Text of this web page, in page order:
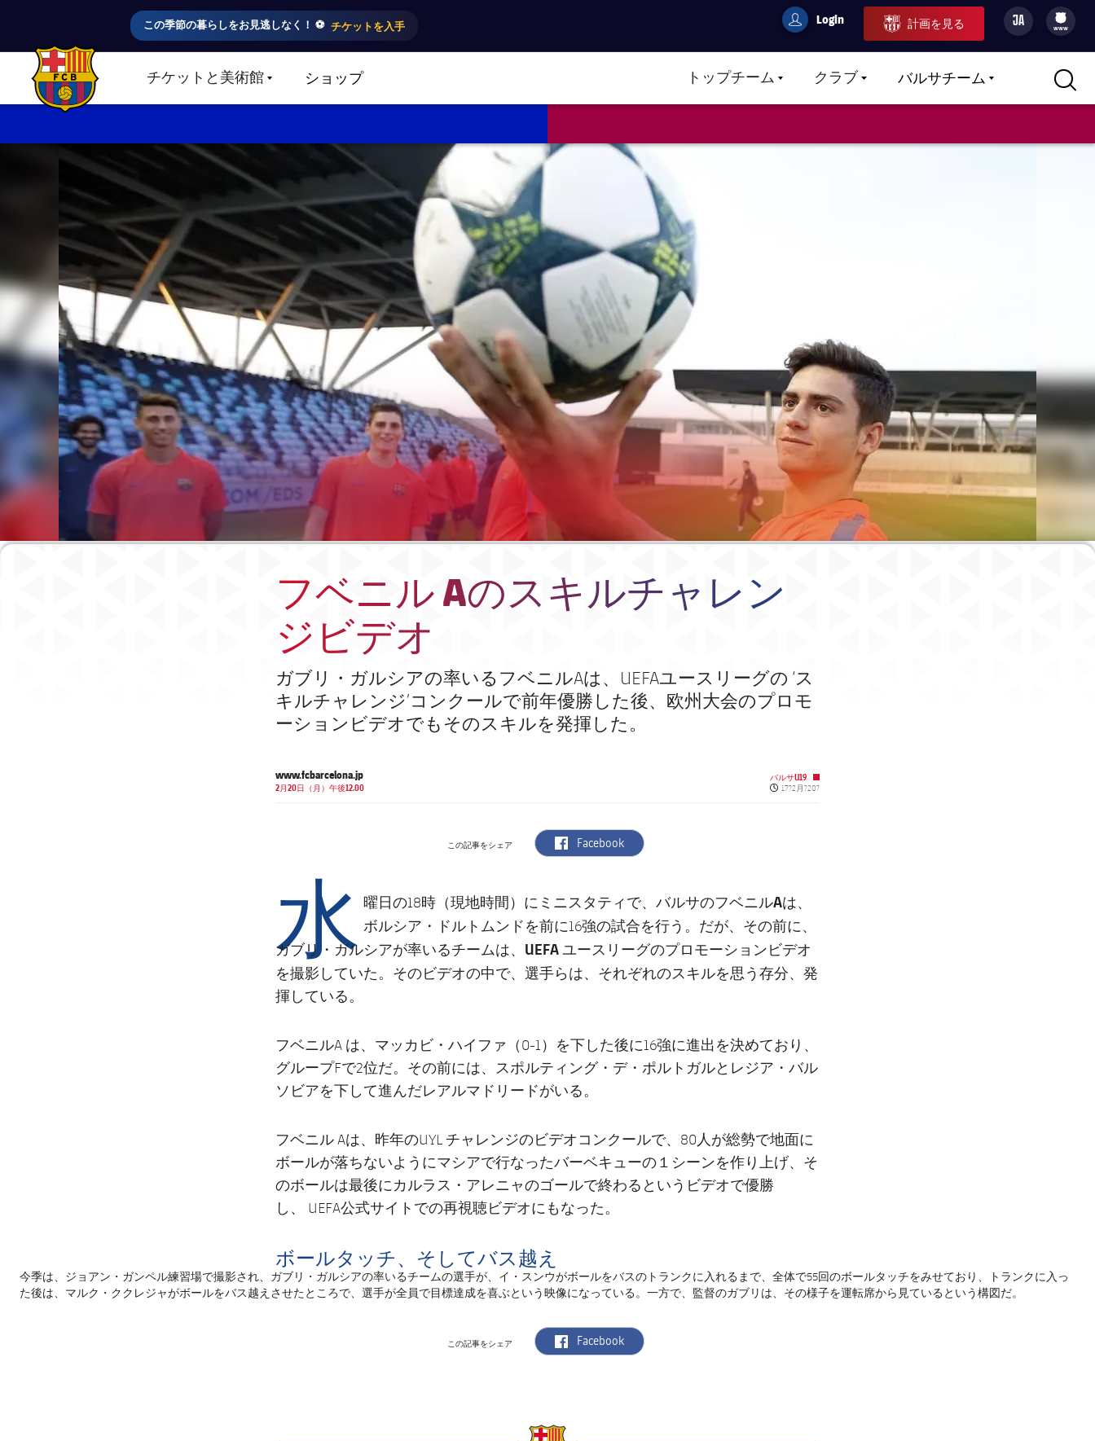
この季節の暮らしをお見逃しなく！ ⚽️ チケットを入手 userCulers
Login 計画を見る JA
filled-badge
www
FC Barcelona club badge チケットと美術館LABEL.SHARE.CARETDOWNショップ トップチームLABEL.ARIA.CARETDOWN
クラブLABEL.ARIA.CARETDOWN
バルサチームLABEL.ARIA.CARETDOWN
フベニル Aのスキルチャレン
ジビデオ
ガブリ・ガルシアの率いるフベニルAは、UEFAユースリーグの ‘ス
キルチャレンジ’コンクールで前年優勝した後、欧州大会のプロモ
ーションビデオでもそのスキルを発揮した。
www.fcbarcelona.jp
2月20日（月）午後12.00
バルサU19
Published news
17?2月?20?
この記事をシェア label.aria.facebook
Facebook
水 曜日の18時（現地時間）にミニスタティで、 バルサのフベニルAは、
ボルシア・ドルトムンドを前に16強の試合を行う。だが、その前に、
ガブリ・ガルシアが率いるチームは、 UEFA ユースリーグのプロモーションビデオ
を撮影 していた。そのビデオの中で、選手らは、それぞれのスキルを思う存分、発
揮している。
フベニルA は、マッカビ・ハイファ（0-1）を下した後に16強に進出を決めており、
グループFで2位だ。その前には、スポルティング・デ・ポルトガルとレジア・バル
ソビアを下して進んだレアルマドリードがいる。
フベニル Aは、昨年のUYL チャレンジのビデオコンクールで、80人が総勢で地面に
ボールが落ちないようにマシアで行なったバーベキューの１シーンを作り上げ、そ
のボールは最後にカルラス・アレニャのゴールで終わるというビデオで優勝
し、 UEFA公式サイトでの再視聴ビデオにもなった。
ボールタッチ、そしてバス越え
今季は、ジョアン・ガンペル練習場で撮影され、 ガブリ・ガルシアの率いるチームの選手が、 イ・スンウがボールをバスのトランクに入れるまで、全体で55回のボールタッチをみせており、トランクに入っ
た後は、 マルク・ククレジャがボールをバス越えさせたところで、選手が全員で目標達成を喜ぶという映像になっている。一方で、監督のガブリは、その様子を運転席から見ているという構図だ。
この記事をシェア label.aria.facebook
Facebook